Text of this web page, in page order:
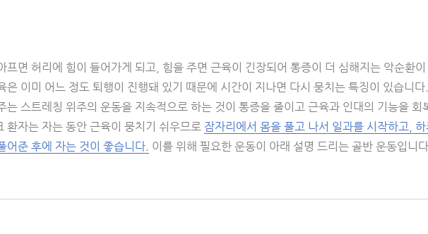
프면 허리에 힘이 들어가게 되고, 힘을 주면 근육이 긴장되어 통증이 더 심해지는 악순환
은 이미 어느 정도 퇴행이 진행돼 있기 때문에 시간이 지나면 다시 뭉치는 특징이 있습니
는 스트레칭 위주의 운동을 지속적으로 하는 것이 통증을 줄이고 근육과 인대의 기능을 회
환자는 자는 동안 근육이 뭉치기 쉬우므로 잠자리에서 몸을 풀고 나서 일과를 시작하고,
어준 후에 자는 것이 좋습니다. 이를 위해 필요한 운동이 아래 설명 드리는 골반 운동입니